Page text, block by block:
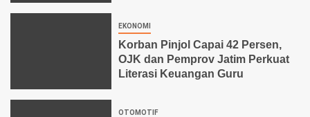
EKONOMI
Korban Pinjol Capai 42 Persen,
OJK dan Pemprov Jatim Perkuat
Literasi Keuangan Guru
OTOMOTIF